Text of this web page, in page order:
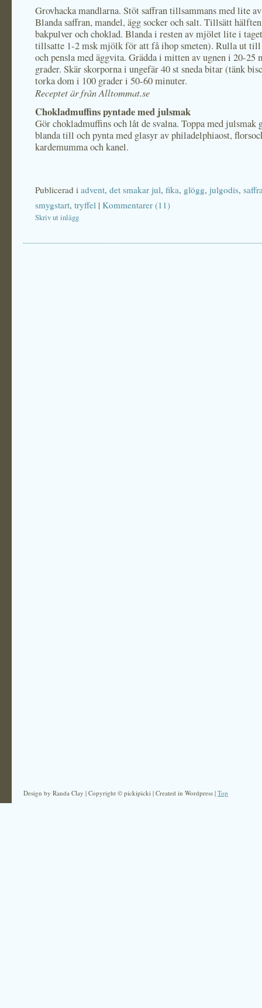
Grovhacka mandlarna. Stöt saffran tillsammans med lite
Blanda saffran, mandel, ägg socker och salt. Tillsätt
bakpulver och choklad. Blanda i resten av mjölet lite i
tillsatte 1-2 msk mjölk för att få ihop smeten). Rulla ut till
och pensla med äggvita. Grädda i mitten av ugnen i 20-25
grader. Skär skorporna i ungefär 40 st sneda bitar (tänk
torka dom i 100 grader i 50-60 minuter.
Receptet är från Alltommat.se
Chokladmuffins pyntade med julsmak
Gör chokladmuffins och låt de svalna. Toppa med julsmak
blanda till och pynta med glasyr av philadelphiaost,
kardemumma och kanel.
Publicerad i advent, det smakar jul, fika, glögg, julgodis,
smygstart, tryffel | Kommentarer (11)
Skriv ut inlägg
Design by Randa Clay | Copyright © pickipicki | Created in Wordpress | Top